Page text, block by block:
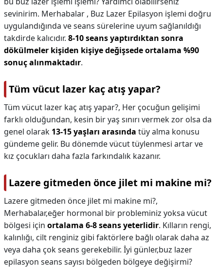
sevinirim. Merhabalar , Buz Lazer Epilasyon işlemi doğru
uygulandığında ve seans sürelerine uyum sağlanıldığı
takdirde kalıcıdır. 8-10 seans yaptırdıktan sonra
dökülmeler kişiden kişiye değişsede ortalama %90
sonuç alınmaktadır.
Tüm vücut lazer kaç atış yapar?
Tüm vücut lazer kaç atış yapar?, Her çocuğun gelişimi
farklı olduğundan, kesin bir yaş sınırı vermek zor olsa da
genel olarak 13-15 yaşları arasında tüy alma konusu
gündeme gelir. Bu dönemde vücut tüylenmesi artar ve
kız çocukları daha fazla farkındalık kazanır.
Lazere gitmeden önce jilet mi makine mi?
Lazere gitmeden önce jilet mi makine mi?,
Merhabalar,eğer hormonal bir probleminiz yoksa vücut
bölgesi için ortalama 6-8 seans yeterlidir. Kılların rengi,
kalınlığı, cilt renginiz gibi faktörlere bağlı olarak daha az
veya daha çok seans gerekebilir. İyi günler,buz lazer
epilasyon seans sayısı bölgeden bölgeye değişirmi?